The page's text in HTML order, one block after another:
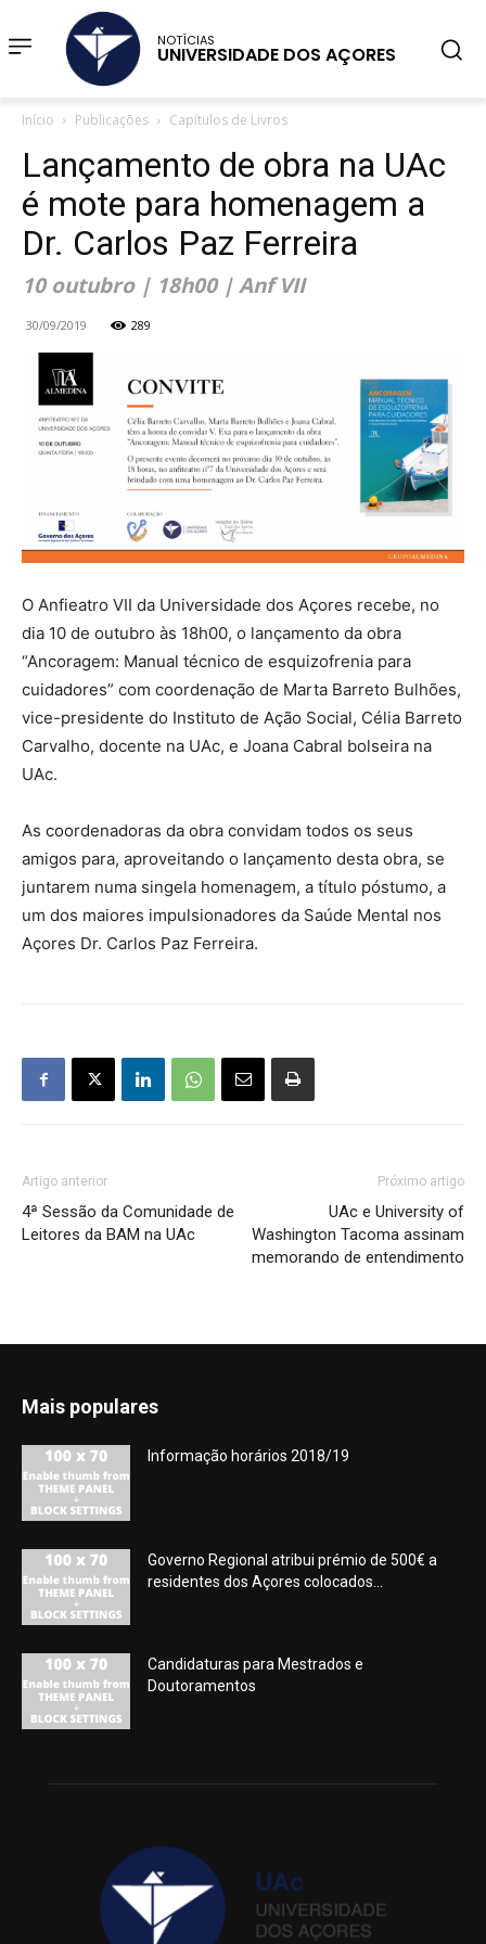
NOTÍCIAS
UNIVERSIDADE DOS AÇORES
Início Publicações Capítulos de Livros
Lançamento de obra na UAc
é mote para homenagem a
Dr. Carlos Paz Ferreira
10 outubro | 18h00 | Anf VII
30/09/2019 289
O Anfieatro VII da Universidade dos Açores recebe, no
dia 10 de outubro às 18h00, o lançamento da obra
“Ancoragem: Manual técnico de esquizofrenia para
cuidadores” com coordenação de Marta Barreto Bulhões,
vice-presidente do Instituto de Ação Social, Célia Barreto
Carvalho, docente na UAc, e Joana Cabral bolseira na
UAc.
As coordenadoras da obra convidam todos os seus
amigos para, aproveitando o lançamento desta obra, se
juntarem numa singela homenagem, a título póstumo, a
um dos maiores impulsionadores da Saúde Mental nos
Açores Dr. Carlos Paz Ferreira.
Artigo anterior
4ª Sessão da Comunidade de
Leitores da BAM na UAc
Próximo artigo
UAc e University of
Washington Tacoma assinam
memorando de entendimento
Mais populares
Informação horários 2018/19
Governo Regional atribui prémio de 500€ a
residentes dos Açores colocados...
Candidaturas para Mestrados e
Doutoramentos